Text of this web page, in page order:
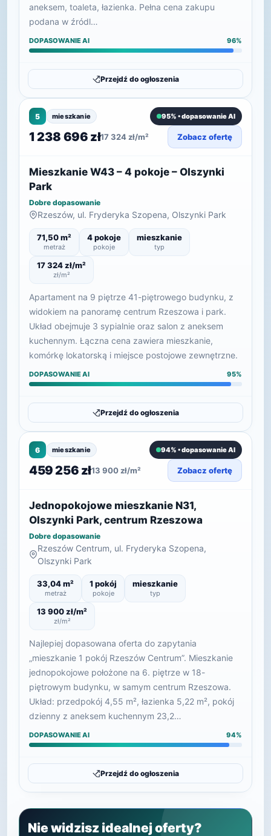
aneksem, toaleta, łazienka. Pełna cena zakupu
podana w źródl…
DOPASOWANIE AI 96%
Przejdź do ogłoszenia
5 mieszkanie 95% • dopasowanie AI
1 238 696 zł17 324 zł/m² Zobacz ofertę
Mieszkanie W43 – 4 pokoje – Olszynki
Park
Dobre dopasowanie
Rzeszów, ul. Fryderyka Szopena, Olszynki Park
71,50 m²
metraż
4 pokoje
pokoje
mieszkanie
typ
17 324 zł/m²
zł/m²
Apartament na 9 piętrze 41-piętrowego budynku, z
widokiem na panoramę centrum Rzeszowa i park.
Układ obejmuje 3 sypialnie oraz salon z aneksem
kuchennym. Łączna cena zawiera mieszkanie,
komórkę lokatorską i miejsce postojowe zewnętrzne.
DOPASOWANIE AI 95%
Przejdź do ogłoszenia
6 mieszkanie 94% • dopasowanie AI
459 256 zł13 900 zł/m² Zobacz ofertę
Jednopokojowe mieszkanie N31,
Olszynki Park, centrum Rzeszowa
Dobre dopasowanie
Rzeszów Centrum, ul. Fryderyka Szopena,
Olszynki Park
33,04 m²
metraż
1 pokój
pokoje
mieszkanie
typ
13 900 zł/m²
zł/m²
Najlepiej dopasowana oferta do zapytania
„mieszkanie 1 pokój Rzeszów Centrum”. Mieszkanie
jednopokojowe położone na 6. piętrze w 18-
piętrowym budynku, w samym centrum Rzeszowa.
Układ: przedpokój 4,55 m², łazienka 5,22 m², pokój
dzienny z aneksem kuchennym 23,2…
DOPASOWANIE AI 94%
Przejdź do ogłoszenia
Nie widzisz idealnej oferty?